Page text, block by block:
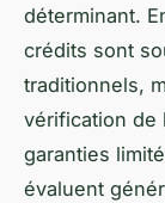
déterminant.
crédits sont
traditionnels,
vérification de
garanties
évaluent